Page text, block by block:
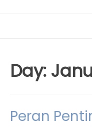
Day:
Peran